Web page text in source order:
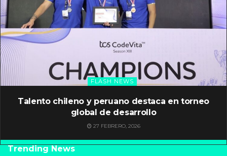
FLASH NEWS
Talento chileno y peruano destaca en torneo
global de desarrollo
27 FEBRERO, 2026
Trending News